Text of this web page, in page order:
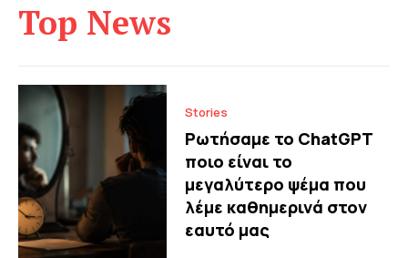
Top News
Stories
Ρωτήσαμε το ChatGPT
ποιο είναι το
μεγαλύτερο ψέμα που
λέμε καθημερινά στον
εαυτό μας